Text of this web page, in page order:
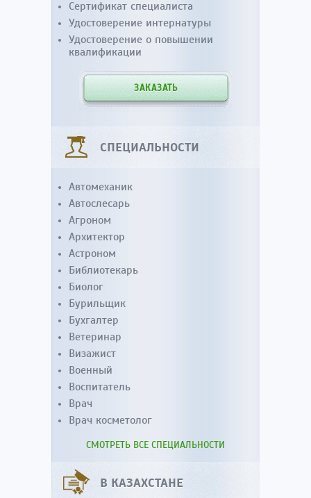
Сертификат специалиста
Удостоверение интернатуры
Удостоверение о повышении
квалификации
ЗАКАЗАТЬ
СПЕЦИАЛЬНОСТИ
Автомеханик
Автослесарь
Агроном
Архитектор
Астроном
Библиотекарь
Биолог
Бурильщик
Бухгалтер
Ветеринар
Визажист
Военный
Воспитатель
Врач
Врач косметолог
СМОТРЕТЬ ВСЕ СПЕЦИАЛЬНОСТИ
В КАЗАХСТАНЕ